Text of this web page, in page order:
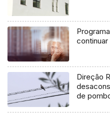
Direção
de